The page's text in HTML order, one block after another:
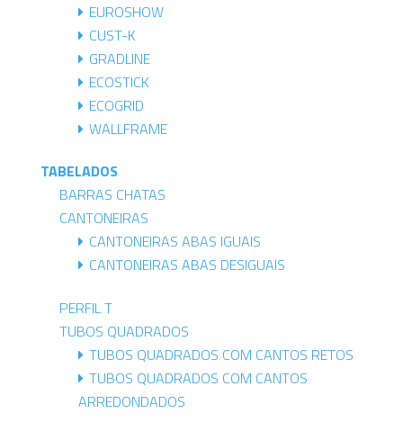
EUROSHOW
CUST-K
GRADLINE
ECOSTICK
ECOGRID
WALLFRAME
TABELADOS
BARRAS CHATAS
CANTONEIRAS
CANTONEIRAS ABAS IGUAIS
CANTONEIRAS ABAS DESIGUAIS
PERFIL T
TUBOS QUADRADOS
TUBOS QUADRADOS COM CANTOS RETOS
TUBOS QUADRADOS COM CANTOS
ARREDONDADOS